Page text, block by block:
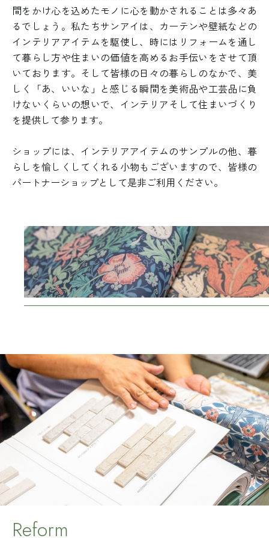
間をかけ心を込めたモノに心を動かされることは多々あ
るでしょう。私たちサンアイは、カーテンや壁紙などの
インテリアアイテムを駆使し、時にはリフォームを通し
て暮らし方や住まいの価値を高めるお手伝いをさせて頂
いております。そして皆様の日々の暮らしのなかで、美
しく「あ、いいな」と感じる瞬間を美術品や工芸品に負
けないくらいの想いで、インテリアそして住まいづくり
を提供して参ります。
ショップには、インテリアアイテムのサンプルの他、暮
らしを愉しくしてくれる小物もございますので、皆様の
パートナーショップとして是非ご利用ください。
Reform